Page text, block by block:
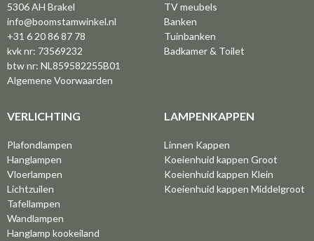
5306 AH Brakel
info@boomstamwinkel.nl
+31 6 20 86 87 78
kvk nr: 73569232
btw nr: NL859582255B01
Algemene Voorwaarden
TV meubels
Banken
Tuinbanken
Badkamer & Toilet
VERLICHTING
Plafondlampen
Hanglampen
Vloerlampen
Lichtzuilen
Tafellampen
Wandlampen
Hanglamp kookeiland
LAMPENKAPPEN
Linnen Kappen
Koeienhuid kappen Groot
Koeienhuid kappen Klein
Koeienhuid kappen Middelgroot